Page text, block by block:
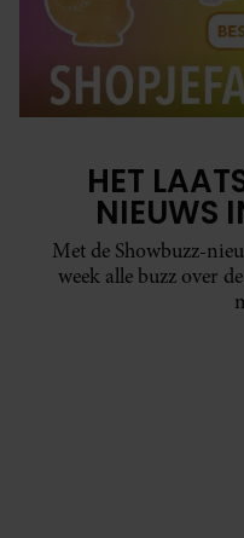
HET
NIEUWS
Met de Showbuzz-
week alle buzz over